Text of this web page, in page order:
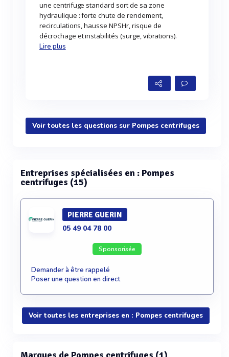
une centrifuge standard sort de sa zone
hydraulique : forte chute de rendement,
recirculations, hausse NPSHr, risque de
décrochage et instabilités (surge, vibrations).
Lire plus
Voir toutes les questions sur Pompes centrifuges
Entreprises spécialisées en : Pompes
centrifuges (15)
PIERRE GUERIN
05 49 04 78 00
Sponsorisée
Demander à être rappelé
Poser une question en direct
Voir toutes les entreprises en : Pompes centrifuges